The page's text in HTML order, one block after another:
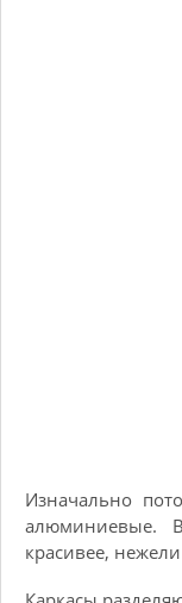
Изначально
алюминиевые.
красивее,